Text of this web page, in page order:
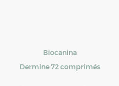
Biocanina
Dermine 72 comprimés